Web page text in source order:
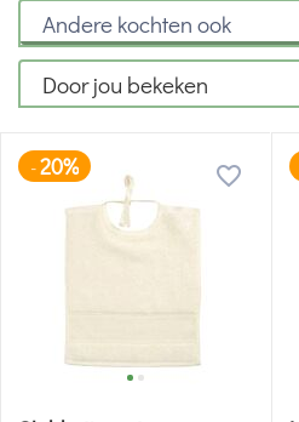
Andere kochten ook
Door jou bekeken
-20%